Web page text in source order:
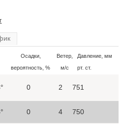
Осадки,
вероятность, %
Ветер,
м/с
Давление, мм
рт. ст.
0 2 751
0 4 750